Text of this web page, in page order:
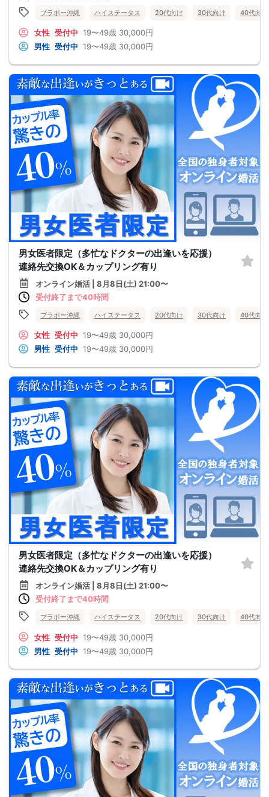
ブラボー沖縄 ハイステータス 20代向け 30代向け 40代向け
女性 受付中 19〜49歳 30,000円
男性 受付中 19〜49歳 30,000円
男女医者限定（多忙なドクターの出逢いを応援）
連絡先交換OK＆カップリング有り
オンライン婚活 | 8月8日(土) 21:00〜
受付終了まで40時間
ブラボー沖縄 ハイステータス 20代向け 30代向け 40代向け
女性 受付中 19〜49歳 30,000円
男性 受付中 19〜49歳 30,000円
男女医者限定（多忙なドクターの出逢いを応援）
連絡先交換OK＆カップリング有り
オンライン婚活 | 8月8日(土) 21:00〜
受付終了まで40時間
ブラボー沖縄 ハイステータス 20代向け 30代向け 40代向け
女性 受付中 19〜49歳 30,000円
男性 受付中 19〜49歳 30,000円